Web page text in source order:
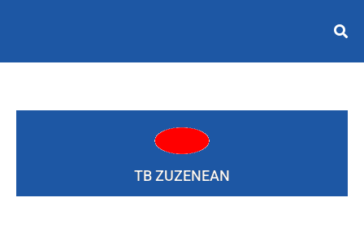
TB ZUZENEAN